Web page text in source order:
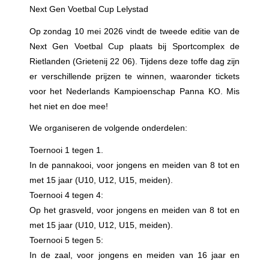
Next Gen Voetbal Cup Lelystad
Op zondag 10 mei 2026 vindt de tweede editie van de
Next Gen Voetbal Cup plaats bij Sportcomplex de
Rietlanden (Grietenij 22 06). Tijdens deze toffe dag zijn
er verschillende prijzen te winnen, waaronder tickets
voor het Nederlands Kampioenschap Panna KO. Mis
het niet en doe mee!
We organiseren de volgende onderdelen:
Toernooi 1 tegen 1.
In de pannakooi, voor jongens en meiden van 8 tot en
met 15 jaar (U10, U12, U15, meiden).
Toernooi 4 tegen 4:
Op het grasveld, voor jongens en meiden van 8 tot en
met 15 jaar (U10, U12, U15, meiden).
Toernooi 5 tegen 5:
In de zaal, voor jongens en meiden van 16 jaar en